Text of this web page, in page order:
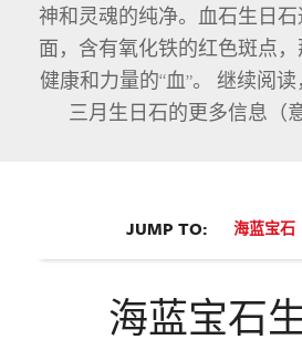
神和灵魂的纯净。血石生日
面，含有氧化铁的红色斑点
健康和力量的“血”。 继续阅
三月生日石的更多信息（
JUMP TO: 海蓝宝石
海蓝宝石